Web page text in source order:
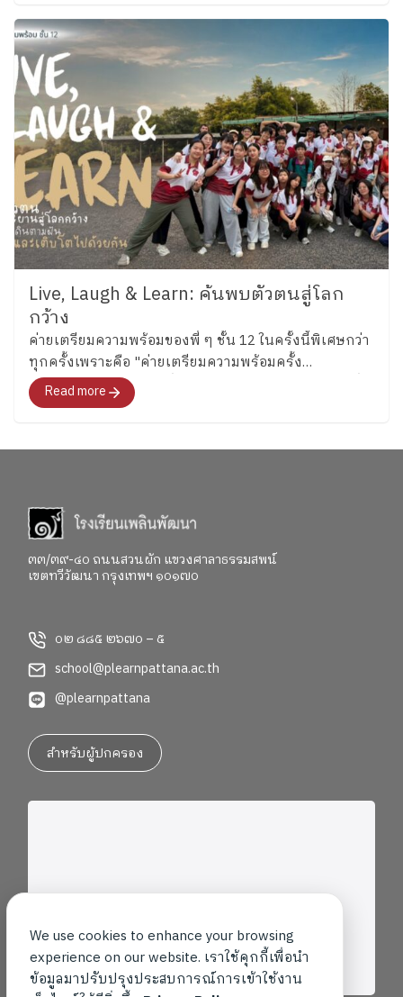
เรือนงาม นักเรียนชั้น 6 โรงเรียนเพลินพัฒนา
Live, Laugh & Learn: ค้นพบตัวตนสู่โลก
กว้าง
ค่ายเตรียมความพร้อมของพี่ ๆ ชั้น 12 ในครั้งนี้พิเศษกว่า
ทุกครั้งเพราะคือ "ค่ายเตรียมความพร้อมครั้ง
สุดท้าย"สำหรับอนาคตที่พวกเขากำลังจะก้าวไปเผชิญที่
จะพาทุกคนไปสำรวจอารมณ์ ความรู้สึก และค้นหาคำ
Read more
๓๓/๓๙-๔๐ ถนนสวนผัก แขวงศาลาธรรมสพน์
เขตทวีวัฒนา กรุงเทพฯ ๑๐๑๗๐
๐๒ ๘๘๕ ๒๖๗๐ – ๕
school@plearnpattana.ac.th
@plearnpattana
สำหรับผู้ปกครอง
We use cookies to enhance your browsing
experience on our website. เราใช้คุกกี้เพื่อนำ
ข้อมูลมาปรับปรุงประสบการณ์การเข้าใช้งาน